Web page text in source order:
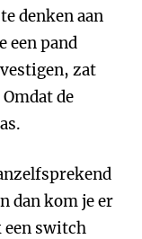
denken aan
een pand
zat
de
dan kom je er
een switch